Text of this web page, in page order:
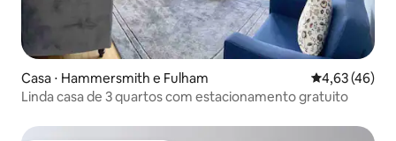
Casa ⋅ Hammersmith e Fulham 4,63 de uma
4,63 (46)
Linda casa de 3 quartos com estacionamento gratuito